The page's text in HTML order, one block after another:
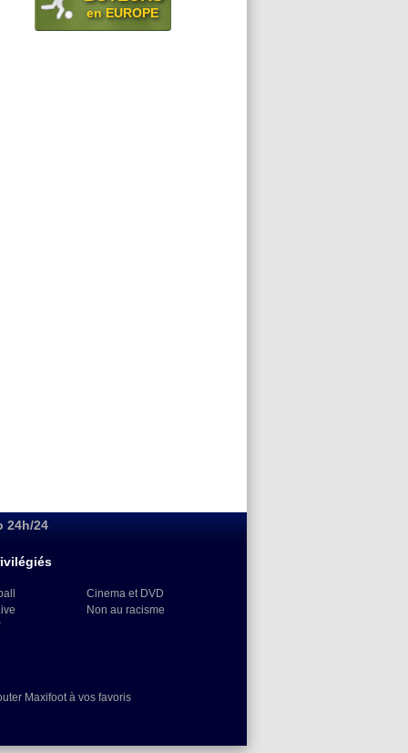
en EUROPE
24h/24
Cinema et DVD
Non au racisme
Maxifoot à vos favoris